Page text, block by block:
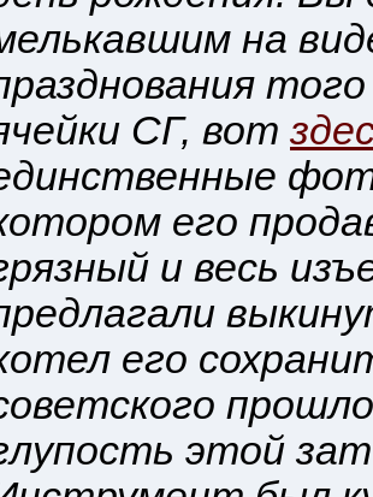
на
СГ, вот
его
и весь
его
этой